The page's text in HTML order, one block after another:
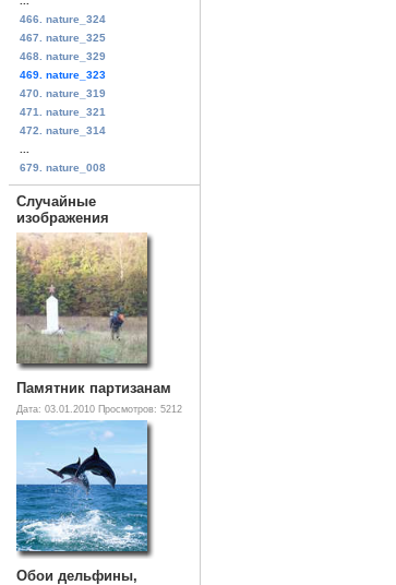
466. nature_324
467. nature_325
468. nature_329
469. nature_323
470. nature_319
471. nature_321
472. nature_314
679. nature_008
Случайные
изображения
Памятник партизанам
Дата: 03.01.2010 Просмотров: 5212
Обои дельфины,